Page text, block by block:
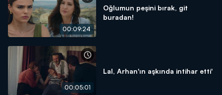
00:09:24
Oğlumun peşini bırak, git
buradan!
00:05:01
Lal, Arhan'ın aşkında intihar etti'